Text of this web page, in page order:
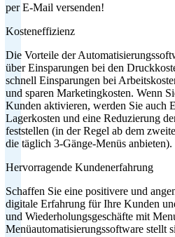
per E-Mail versenden!
Kosteneffizienz
Die Vorteile der
über Einsparungen bei den
schnell Einsparungen bei
und sparen Marketingkosten. Wenn
Kunden aktivieren, werden Sie auch
Lagerkosten und eine Reduzierung
feststellen (in der Regel ab dem
die täglich 3-Gänge-Menüs anbieten).
Hervorragende Kundenerfahrung
Schaffen Sie eine positivere und
digitale Erfahrung für Ihre Kunden
und Wiederholungsgeschäfte mit
Menüautomatisierungssoftware stellt